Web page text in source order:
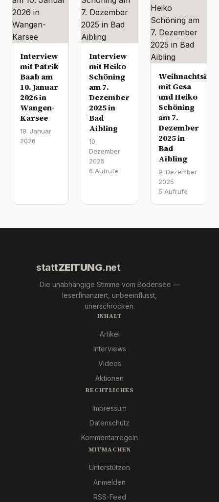
Interview
mit Patrik
Baab am
10. Januar
2026 in
Wangen-
Karsee
18. Januar
2026
Interview
mit Heiko
Schöning
am 7.
Dezember
2025 in
Bad
Aibling
10.
Dezember
2025
6 Aufrufe
mit Gesa
und Heiko
Schöning
am 7.
Dezember
2025 in
Bad
Aibling
9. Dezember
2025
5 Aufrufe
stattZEITUNG.net
Die unabhängige Stimme vom Bodensee —
leserfinanziert, unbeeinflusst,
unerschrocken.
INHALT
Artikel
Interviews
Videos
Aktionen
RECHTLICHES
Impressum
Datenschutz
Kommentarregeln
MITMACHEN
Unterstützen
Anmelden
RSS-Feed